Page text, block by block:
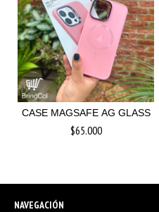
CASE MAGSAFE AG GLASS
$65.000
NAVEGACIÓN